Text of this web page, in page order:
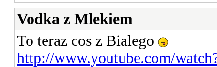
Vodka z Mlekiem
To teraz cos z Bialego
http://www.youtube.com/